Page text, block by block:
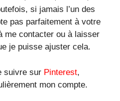
si jamais l’un des
pas parfaitement à votre
me contacter ou à laisser
je puisse ajuster cela.
suivre sur Pinterest,
mon compte.